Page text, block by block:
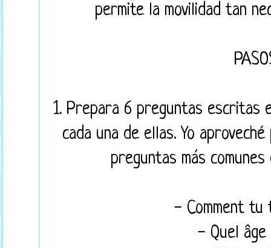
permite la movilidad tan
1. Prepara 6 preguntas escritas
cada una de ellas. Yo
preguntas más
- Comment tu
- Quel